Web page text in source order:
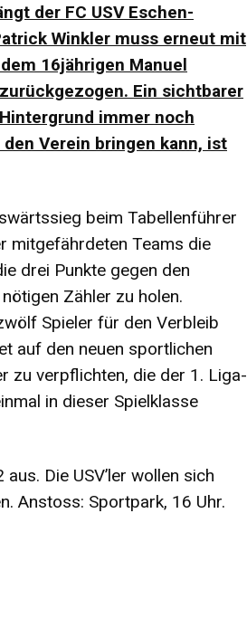
der FC USV Eschen-
Winkler muss erneut mit
16jährigen Manuel
Ein sichtbarer
immer noch
Verein bringen kann, ist
beim Tabellenführer
mitgefährdeten Teams die
drei Punkte gegen den
Zähler zu holen.
Spieler für den Verbleib
auf den neuen sportlichen
zu verpflichten, die der 1. Liga-
in dieser Spielklasse
Die USV’ler wollen sich
Anstoss: Sportpark, 16 Uhr.